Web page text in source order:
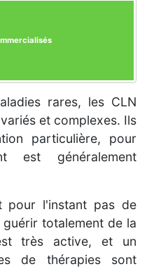
rares, les CLN
et complexes. Ils
particulière, pour
est généralement
pour l'instant pas de
totalement de la
très active, et un
de thérapies sont